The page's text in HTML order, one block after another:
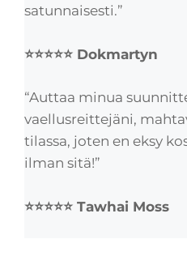
satunnaisesti.”
⭐⭐⭐⭐⭐ Dokmartyn
“Auttaa minua
vaellusreittejäni,
tilassa, joten en eksy
ilman sitä!”
⭐⭐⭐⭐⭐ Tawhai Moss